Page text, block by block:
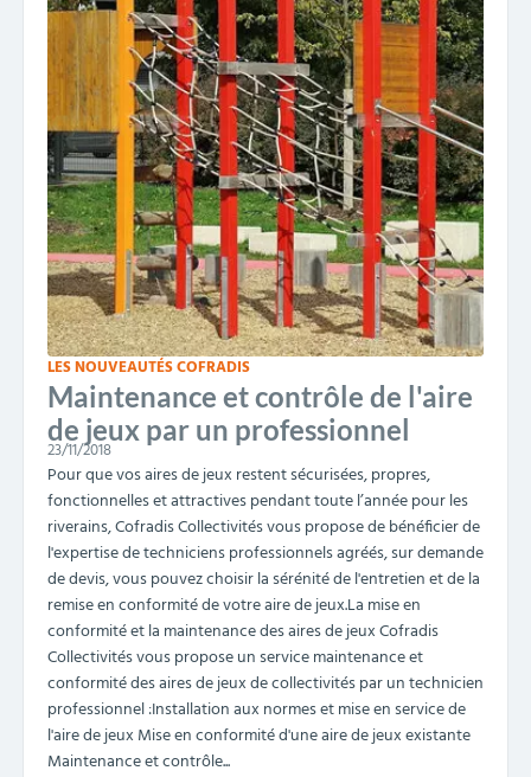
LES NOUVEAUTÉS COFRADIS
Maintenance et contrôle de l'aire
de jeux par un professionnel
23/11/2018
Pour que vos aires de jeux restent sécurisées, propres,
fonctionnelles et attractives pendant toute l’année pour les
riverains, Cofradis Collectivités vous propose de bénéficier de
l'expertise de techniciens professionnels agréés, sur demande
de devis, vous pouvez choisir la sérénité de l'entretien et de la
remise en conformité de votre aire de jeux.La mise en
conformité et la maintenance des aires de jeux Cofradis
Collectivités vous propose un service maintenance et
conformité des aires de jeux de collectivités par un technicien
professionnel :Installation aux normes et mise en service de
l'aire de jeux Mise en conformité d'une aire de jeux existante
Maintenance et contrôle...